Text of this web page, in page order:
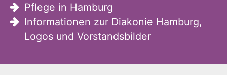
Pflege in Hamburg
Informationen zur Diakonie Hamburg,
Logos und Vorstandsbilder